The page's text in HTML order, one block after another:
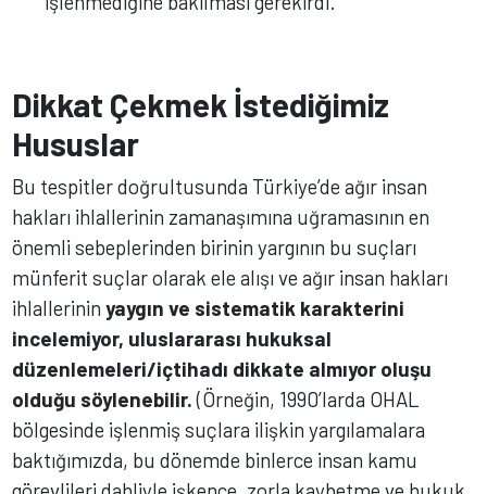
Dikkat Çekmek İstediğimiz
Hususlar
Bu tespitler doğrultusunda Türkiye’de ağır insan
hakları ihlallerinin zamanaşımına uğramasının en
önemli sebeplerinden birinin yargının bu suçları
münferit suçlar olarak ele alışı ve ağır insan hakları
ihlallerinin yaygın ve sistematik karakterini
incelemiyor, uluslararası hukuksal
düzenlemeleri/içtihadı dikkate almıyor oluşu
olduğu söylenebilir.(Örneğin, 1990’larda OHAL
bölgesinde işlenmiş suçlara ilişkin yargılamalara
baktığımızda, bu dönemde binlerce insan kamu